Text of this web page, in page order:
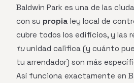
Baldwin Park es una de las
con su propia ley local de
cubre todos los edificios, y las
tuunidad califica (y cuánto
tu arrendador) son más
Así funciona exactamente en